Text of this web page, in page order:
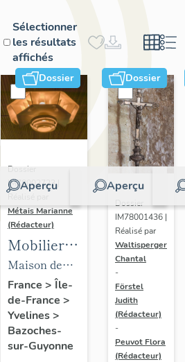
Sélectionner
les résultats
affichés
Dossier
Aperçu
Dossier
IM78002723 |
Métais Marianne
(Rédacteur)
Mobilier
de la
maison
Louis
Carré
Maison de
villégiature
dite maison
Louis Carré
France > Île-
de-France >
Yvelines>
Bazoches-
sur-Guyonne
Dossier
Aperçu
Dossier
IM78001436 |
Réalisé par
Waltisperger
Chantal
-
Förstel
Judith
(Rédacteur)
-
Peuvot Flora
(Rédacteur)